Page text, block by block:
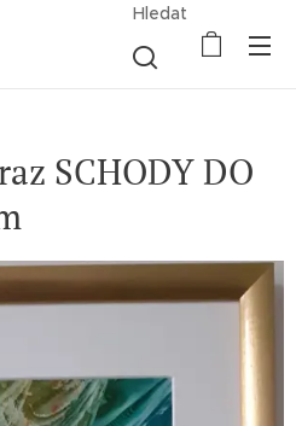
Hledat
SCHODY DO